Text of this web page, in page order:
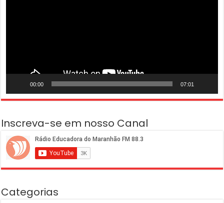
00:00 07:01
Inscreva-se em nosso Canal
Categorias